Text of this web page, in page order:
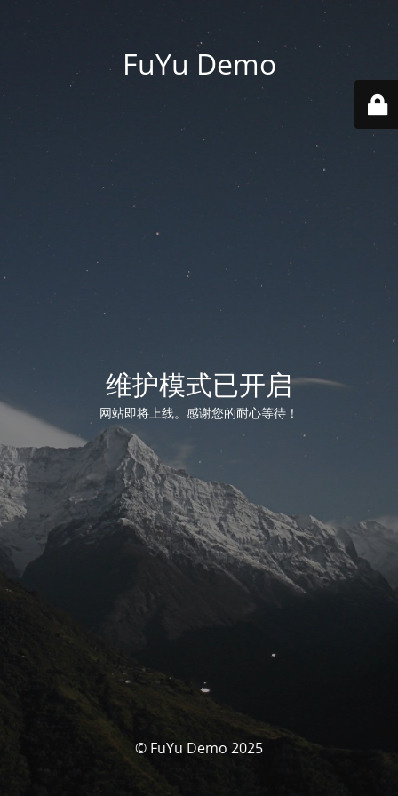
FuYu Demo
维护模式已开启
网站即将上线。感谢您的耐心等待！
© FuYu Demo 2025